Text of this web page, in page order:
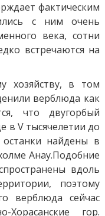
фактическим
с ним очень
века, сотни
встречаются на
хозяйству, в том
верблюда как
что двугорбый
V тысячелетии до
найдены в
Анау.Подобние
вдоль
поэтому
верблюда сейчас
Хорасанские гор.